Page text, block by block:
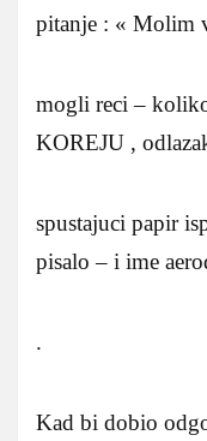
pitanje : « Molim
mogli reci –
KOREJU ,
spustajuci papir
pisalo – i ime
.
Kad bi dobio